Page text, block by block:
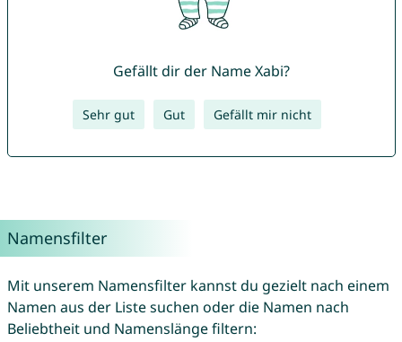
Gefällt dir der Name Xabi?
Sehr gut Gut Gefällt mir nicht
Namensfilter
Mit unserem Namensfilter kannst du gezielt nach einem
Namen aus der Liste suchen oder die Namen nach
Beliebtheit und Namenslänge filtern: